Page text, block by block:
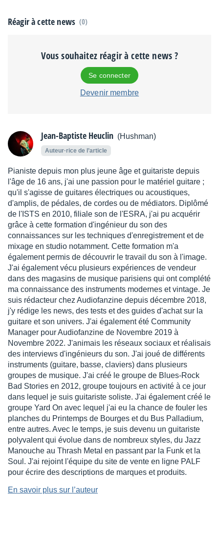
Réagir à cette news (0)
Vous souhaitez réagir à cette news ?
Se connecter
Devenir membre
Jean-Baptiste Heuclin (Hushman)
Auteur·rice de l’article
Pianiste depuis mon plus jeune âge et guitariste depuis
l'âge de 16 ans, j'ai une passion pour le matériel guitare ;
qu'il s'agisse de guitares électriques ou acoustiques,
d'amplis, de pédales, de cordes ou de médiators. Diplômé
de l'ISTS en 2010, filiale son de l'ESRA, j'ai pu acquérir
grâce à cette formation d'ingénieur du son des
connaissances sur les techniques d'enregistrement et de
mixage en studio notamment. Cette formation m'a
également permis de découvrir le travail du son à l'image.
J'ai également vécu plusieurs expériences de vendeur
dans des magasins de musique parisiens qui ont complété
ma connaissance des instruments modernes et vintage. Je
suis rédacteur chez Audiofanzine depuis décembre 2018,
j'y rédige les news, des tests et des guides d'achat sur la
guitare et son univers. J'ai également été Community
Manager pour Audiofanzine de Novembre 2019 à
Novembre 2022. J'animais les réseaux sociaux et réalisais
des interviews d'ingénieurs du son. J'ai joué de différents
instruments (guitare, basse, claviers) dans plusieurs
groupes de musique. J'ai créé le groupe de Blues-Rock
Bad Stories en 2012, groupe toujours en activité à ce jour
dans lequel je suis guitariste soliste. J'ai également créé le
groupe Yard On avec lequel j'ai eu la chance de fouler les
planches du Printemps de Bourges et du Bus Palladium,
entre autres. Avec le temps, je suis devenu un guitariste
polyvalent qui évolue dans de nombreux styles, du Jazz
Manouche au Thrash Metal en passant par la Funk et la
Soul. J'ai rejoint l'équipe du site de vente en ligne PALF
pour écrire des descriptions de marques et produits.
En savoir plus sur l’auteur